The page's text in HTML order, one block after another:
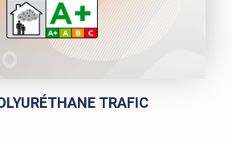
INNOVANT
NOUVEAUTÉ
TRAFIC